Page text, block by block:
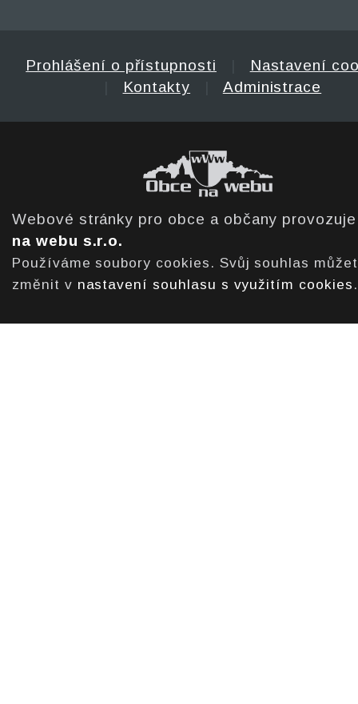
Prohlášení o přístupnosti
Nastavení
Kontakty Administrace
Webové stránky pro obce a občany
na webu s.r.o.
Používáme soubory cookies. Svůj souhlas
změnit v nastavení souhlasu s využitím cookies .